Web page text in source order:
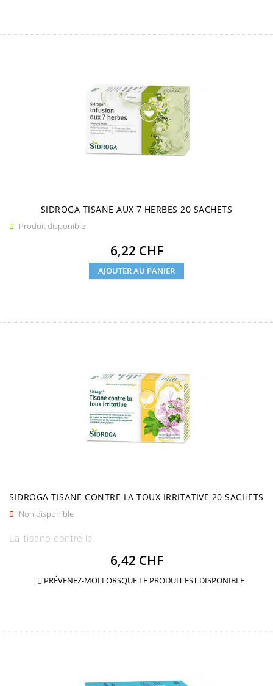
SIDROGA TISANE AUX 7 HERBES 20 SACHETS
 Produit disponible
Prix
6,22 CHF
AJOUTER AU PANIER
SIDROGA TISANE CONTRE LA TOUX IRRITATIVE 20 SACHETS
 Non disponible
La tisane contre la
Prix
6,42 CHF
 PRÉVENEZ-MOI LORSQUE LE PRODUIT EST DISPONIBLE